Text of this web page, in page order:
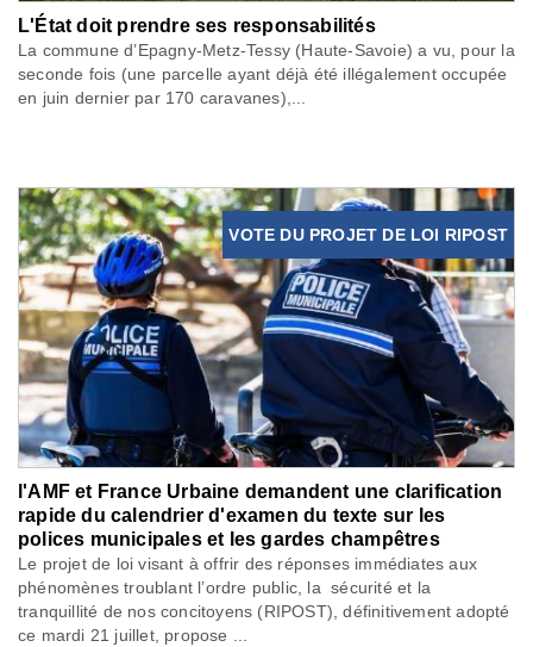
L'État doit prendre ses responsabilités
La commune d’Epagny-Metz-Tessy (Haute-Savoie) a vu, pour la
seconde fois (une parcelle ayant déjà été illégalement occupée
en juin dernier par 170 caravanes),...
VOTE DU PROJET DE LOI RIPOST
l'AMF et France Urbaine demandent une clarification
rapide du calendrier d'examen du texte sur les
polices municipales et les gardes champêtres
Le projet de loi visant à offrir des réponses immédiates aux
phénomènes troublant l’ordre public, la sécurité et la
tranquillité de nos concitoyens (RIPOST), définitivement adopté
ce mardi 21 juillet, propose ...